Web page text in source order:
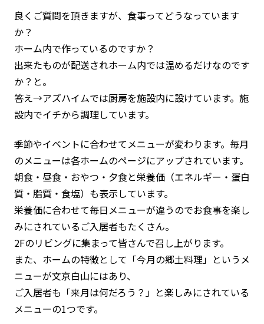
良くご質問を頂きますが、食事ってどうなっています
か？
ホーム内で作っているのですか？
出来たものが配送されホーム内では温めるだけなのです
か？と。
答え→アズハイムでは厨房を施設内に設けています。施
設内でイチから調理しています。
季節やイベントに合わせてメニューが変わります。毎月
のメニューは各ホームのページにアップされています。
朝食・昼食・おやつ・夕食と栄養価（エネルギー・蛋白
質・脂質・食塩）も表示しています。
栄養価に合わせて毎日メニューが違うのでお食事を楽し
みにされているご入居者もたくさん。
2Fのリビングに集まって皆さんで召し上がります。
また、ホームの特徴として 「今月の郷土料理」 というメ
ニューが文京白山にはあり、
ご入居者も「来月は何だろう？」と楽しみにされている
メニューの1つです。